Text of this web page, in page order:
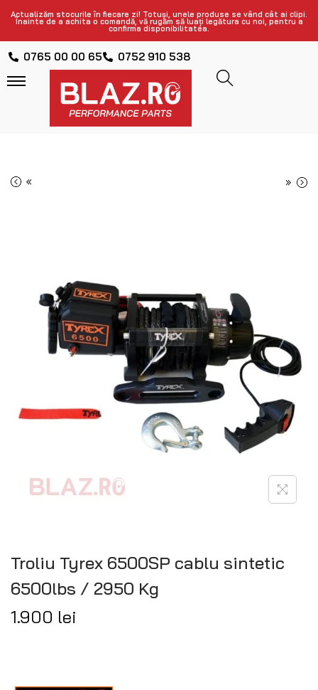
Actualizăm stocurile în fiecare zi! Totuși, unele produse se vând cât ai clipi.
Înainte de a achita o comandă, vă rugăm să luați legătura cu noi, pentru a
confirma disponibilitatea.
0765 00 00 65 0752 910 538
« »
Troliu Tyrex 6500SP cablu sintetic
6500lbs / 2950 Kg
1.900 lei